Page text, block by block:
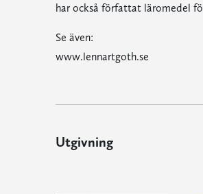
har också författat läromedel
Se även:
www.lennartgoth.se
Utgivning